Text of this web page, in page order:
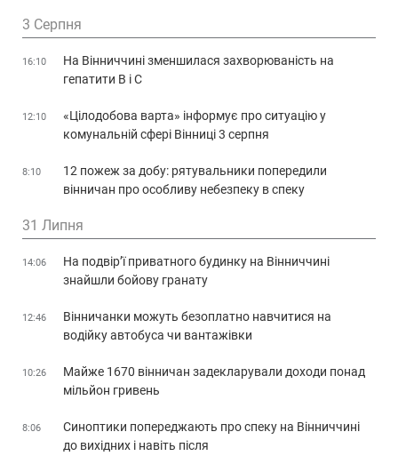
3 Серпня
16:10
На Вінниччині зменшилася захворюваність на
гепатити В і С
12:10
«Цілодобова варта» інформує про ситуацію у
комунальній сфері Вінниці 3 серпня
8:10
12 пожеж за добу: рятувальники попередили
вінничан про особливу небезпеку в спеку
31 Липня
14:06
На подвір’ї приватного будинку на Вінниччині
знайшли бойову гранату
12:46
Вінничанки можуть безоплатно навчитися на
водійку автобуса чи вантажівки
10:26
Майже 1670 вінничан задекларували доходи понад
мільйон гривень
8:06
Синоптики попереджають про спеку на Вінниччині
до вихідних і навіть після